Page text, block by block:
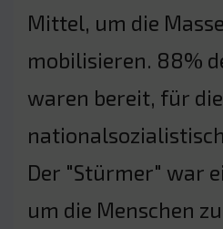
Mittel, um die
mobilisieren. 88%
waren bereit, für die
Der "Stürmer" war
um die Menschen